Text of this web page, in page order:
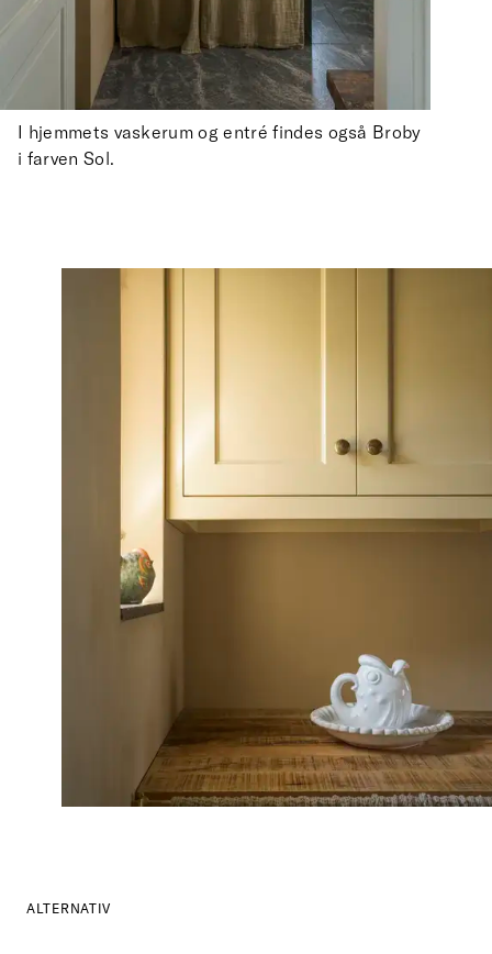
I hjemmets vaskerum og entré findes også Broby
i farven Sol.
ALTERNATIV